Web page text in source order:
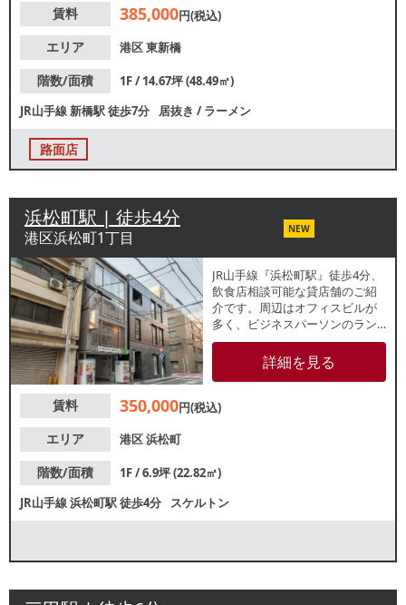
【グリスト】有 /地中埋設型
【営業時間制限】24時まで
【引渡状態】居抜き 【間口】約
5.4ｍ 【天高】約2.5ｍ ※店舗情
賃料 385,000円(税込)
エリア
港区東新橋
階数/面積
1F / 14.67坪 (48.49㎡)
JR山手線新橋駅徒歩7分 居抜き /ラーメン
路面店
浜松町駅 | 徒歩4分
港区浜松町1丁目 NEW
JR山手線『浜松町駅』徒歩4分、
飲食店相談可能な貸店舗のご紹
介です。周辺はオフィスビルが
多く、ビジネスパーソンのラン
チやテイクアウト需要も期待で
きます。業種等お気軽にお問合
せください。
詳細を見る
賃料 350,000円(税込)
エリア
港区浜松町
階数/面積
1F / 6.9坪 (22.82㎡)
JR山手線浜松町駅徒歩4分 スケルトン